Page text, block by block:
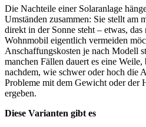
Die Nachteile einer Solaranlage
Umständen zusammen: Sie stellt am
direkt in der Sonne steht – etwas,
Wohnmobil eigentlich vermeiden
Anschaffungskosten je nach Modell
manchen Fällen dauert es eine
nachdem, wie schwer oder hoch die
Probleme mit dem Gewicht oder der
ergeben.
Diese Varianten gibt es